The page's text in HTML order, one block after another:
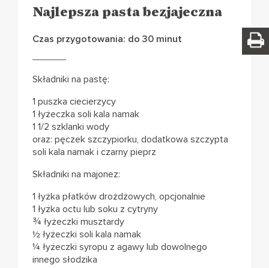
Najlepsza pasta bezjajeczna
Czas przygotowania: do 30 minut
Składniki na pastę:
1 puszka ciecierzycy
1 łyżeczka soli kala namak
1 1/2 szklanki wody
oraz: pęczek szczypiorku, dodatkowa szczypta
soli kala namak i czarny pieprz
Składniki na majonez:
1 łyżka płatków drożdżowych, opcjonalnie
1 łyżka octu lub soku z cytryny
¾ łyżeczki musztardy
½ łyżeczki soli kala namak
¼ łyżeczki syropu z agawy lub dowolnego
innego słodzika